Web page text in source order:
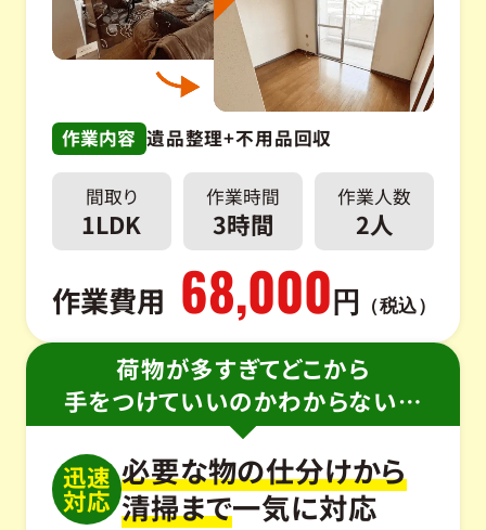
作業内容 遺品整理+不用品回収
間取り
1LDK
作業時間
3時間
作業人数
2人
作業費用 68,000 円 （税込）
荷物が多すぎてどこから
手をつけていいのかわからない…
迅速
対応
必要な物の仕分けから
清掃まで一気に対応